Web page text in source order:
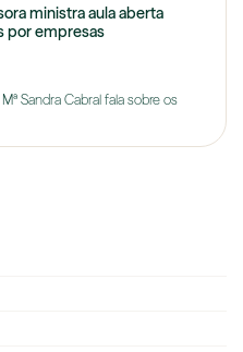
ministra aula aberta
por empresas
Sandra Cabral fala sobre os